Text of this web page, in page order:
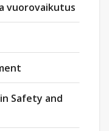
vuorovaikutus
Safety and